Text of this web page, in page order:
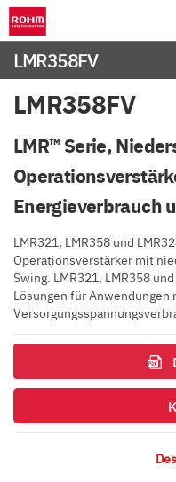
LMR358FV
LMR358FV
LMR™ Serie,
Energieverbrauch
LMR321, LMR358 und
Operationsverstärker mit
Swing. LMR321, LMR358
Lösungen für Anwendungen